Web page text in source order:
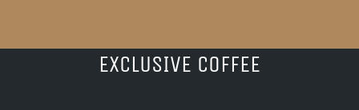
EXCLUSIVE COFFEE